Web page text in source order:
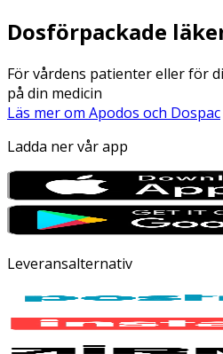
Dosförpackade
För vårdens patienter eller för
på din medicin
Läs mer om Apodos och Dospac
Ladda ner vår app
Leveransalternativ